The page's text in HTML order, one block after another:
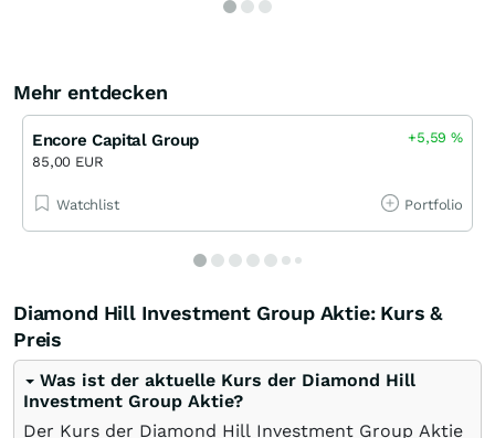
Mehr entdecken
Encore Capital Group
85,00 EUR
+5,59%
Watchlist Portfolio
Diamond Hill Investment Group Aktie: Kurs &
Preis
Was ist der aktuelle Kurs der Diamond Hill
Investment Group Aktie?
Der Kurs der Diamond Hill Investment Group Aktie